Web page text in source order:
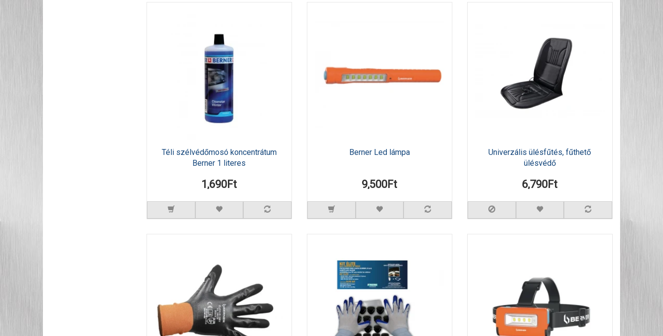
Téli szélvédőmosó koncentrátum
Berner 1 literes
1,690Ft
Berner Led lámpa
9,500Ft
Univerzális ülésfűtés, fűthető
ülésvédő
6,790Ft